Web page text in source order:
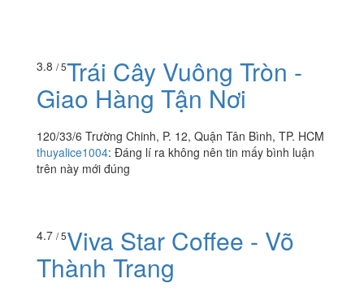
3.8 / 5Trái Cây Vuông Tròn -
Giao Hàng Tận Nơi
120/33/6 Trường Chinh, P. 12, Quận Tân Bình, TP. HCM
thuyalice1004: Đáng lí ra không nên tin mấy bình luận
trên này mới đúng